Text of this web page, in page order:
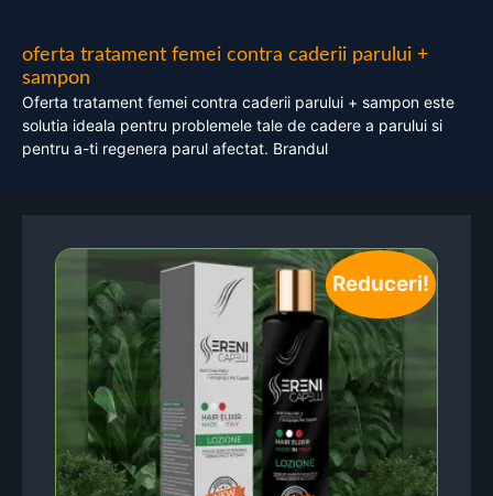
oferta tratament femei contra caderii parului +
sampon
Oferta tratament femei contra caderii parului + sampon este
solutia ideala pentru problemele tale de cadere a parului si
pentru a-ti regenera parul afectat. Brandul
Reduceri!